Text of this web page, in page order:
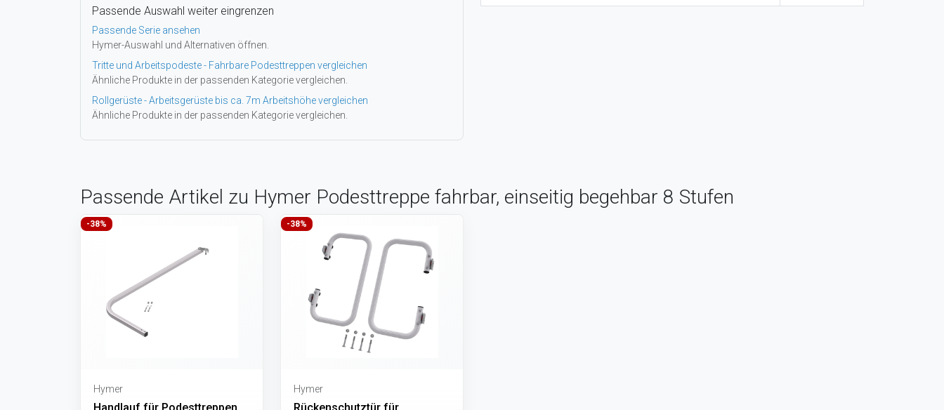
Passende Auswahl weiter eingrenzen
Passende Serie ansehen
Hymer-Auswahl und Alternativen öffnen.
Tritte und Arbeitspodeste - Fahrbare Podesttreppen vergleichen
Ähnliche Produkte in der passenden Kategorie vergleichen.
Rollgerüste - Arbeitsgerüste bis ca. 7m Arbeitshöhe vergleichen
Ähnliche Produkte in der passenden Kategorie vergleichen.
Passende Artikel zu Hymer Podesttreppe fahrbar, einseitig begehbar 8 Stufen
-38%
Hymer
-38%
Hymer